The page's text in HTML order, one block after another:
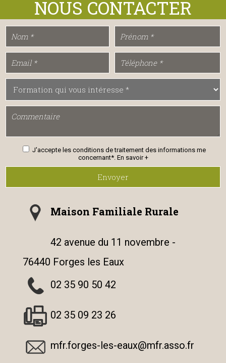
J'accepte les conditions de traitement des informations me
concernant*. En savoir +
Envoyer
Maison Familiale Rurale
42 avenue du 11 novembre -
76440 Forges les Eaux
02 35 90 50 42
02 35 09 23 26
mfr.forges-les-eaux@mfr.asso.fr